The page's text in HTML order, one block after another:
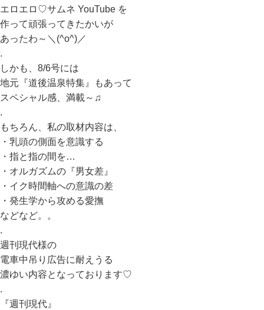
エロエロ♡サムネ YouTube を
作って頑張ってきたかいが
あったわ～＼(^o^)／
.
しかも、8/6号には
地元『道後温泉特集』もあって
スペシャル感、満載～♫
.
もちろん、私の取材内容は、
・乳頭の側面を意識する
・指と指の間を…
・オルガズムの『男女差』
・イク時間軸への意識の差
・発生学から攻める愛撫
などなど。。
.
週刊現代様の
電車中吊り広告に耐えうる
濃ゆい内容となっております♡
.
『週刊現代』